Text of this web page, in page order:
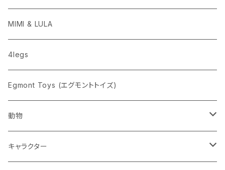
penco
nahe
pppppins（ピーーーーンズ）
MIMI & LULA
4legs
Egmont Toys (エグモントトイズ)
動物
ネコ
キャラクター